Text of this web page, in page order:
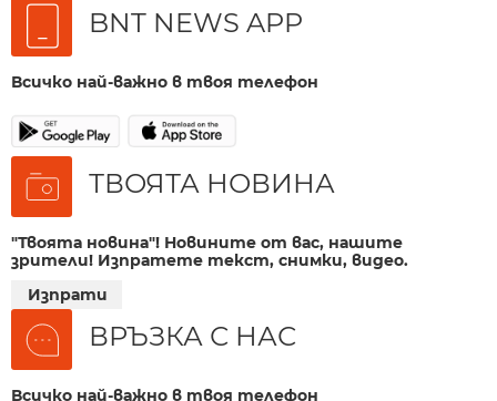
BNT NEWS APP
Всичко най-важно в твоя телефон
ТВОЯТА НОВИНА
"Твоята новина"! Новините от вас, нашите
зрители! Изпратете текст, снимки, видео.
Изпрати
ВРЪЗКА С НАС
Всичко най-важно в твоя телефон